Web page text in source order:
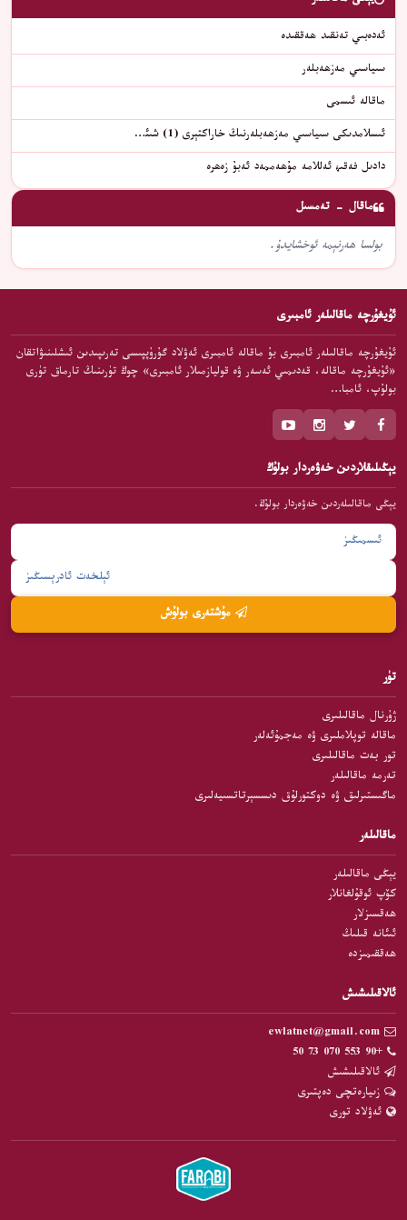
ئەدەبىي تەنقىد ھەققىدە
سىياسىي مەزھەبلەر
ماقالە ئىسمى
ئىسلامدىكى سىياسىي مەزھەبلەرنىڭ خاراكتېرى (1) شىئ…
دادىل فەقىھ ئەللامە مۇھەممەد ئەبۇ زەھرە
ماقال - تەمسىل
بولسا ھەرنېمە ئوخشايدۇ.
ئۇيغۇرچە ماقالىلەر ئامبىرى
ئۇيغۇرچە ماقالىلەر ئامبىرى بۇ ماقالە ئامبىرى ئەۋلاد گۇرۇپپىسى تەرىپىدىن ئىشلىنىۋاتقان
«ئۇيغۇرچە ماقالە، قەدىمىي ئەسەر ۋە قوليازمىلار ئامبىرى» چوڭ تۈرىنىڭ تارماق تۈرى
بولۇپ، ئامبا…
يېڭىلىقلاردىن خەۋەردار بولۇڭ
يېڭى ماقالىلەردىن خەۋەردار بولۇڭ.
تۈر
ژۇرنال ماقالىلىرى
ماقالە توپلاملىرى ۋە مەجمۇئەلەر
تور بەت ماقالىلىرى
تەرمە ماقالىلەر
ماگىستىرلىق ۋە دوكتورلۇق دىسسېرتاتسىيەلىرى
ماقالىلەر
يېڭى ماقالىلەر
كۆپ ئوقۇلغانلار
ھەقسىزلار
ئىئانە قىلىڭ
ھەققىمىزدە
ئالاقىلىشىش
+90 553 070 73 50
ئالاقىلىشىش
زىيارەتچى دەپتىرى
ئەۋلاد تورى